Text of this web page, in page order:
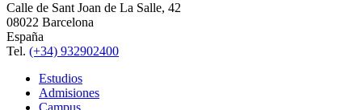
Calle de Sant Joan de La Salle, 42
08022 Barcelona
España
Tel. (+34) 932902400
Estudios
Admisiones